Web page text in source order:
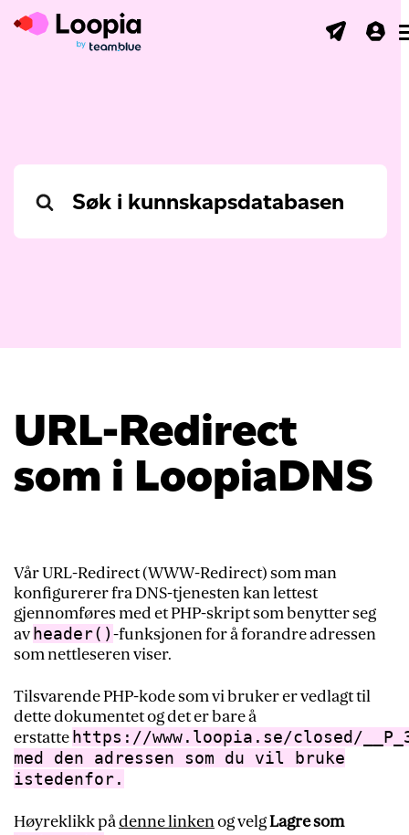
Search
URL-Redirect
som i LoopiaDNS
Vår URL-Redirect (WWW-Redirect) som man
konfigurerer fra DNS-tjenesten kan lettest
gjennomføres med et PHP-skript som benytter seg
av header()-funksjonen for å forandre adressen
som nettleseren viser.
Tilsvarende PHP-kode som vi bruker er vedlagt til
dette dokumentet og det er bare å
erstatte https://www.loopia.se/closed/
med den adressen som du vil bruke
istedenfor.
Høyreklikk pådenne linkenog velgLagre som